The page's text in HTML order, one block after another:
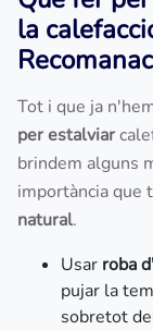
la
Tot i que ja
per estalviar
brindem alguns
importància que
natural.
Usar roba
pujar la
sobretot